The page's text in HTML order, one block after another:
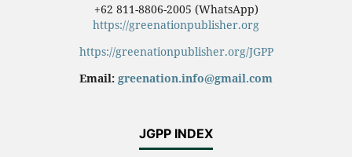
+62 811-8806-2005 (WhatsApp)
https://greenationpublisher.org
https://greenationpublisher.org/JGPP
Email: greenation.info@gmail.com
JGPP INDEX